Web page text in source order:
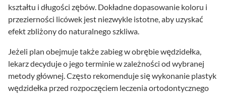
kształtu i długości zębów. Dokładne dopasowanie koloru i
przezierności licówek jest niezwykle istotne, aby uzyskać
efekt zbliżony do naturalnego szkliwa.
Jeżeli plan obejmuje także zabieg w obrębie wędzidełka,
lekarz decyduje o jego terminie w zależności od wybranej
metody głównej. Często rekomenduje się wykonanie plastyk
wędzidełka przed rozpoczęciem leczenia ortodontycznego